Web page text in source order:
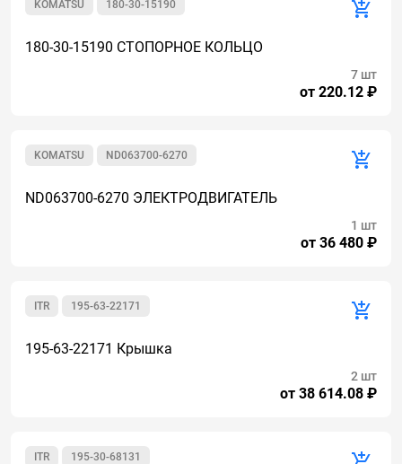
180-30-15190
KOMATSU
180-30-15190 СТОПОРНОЕ КОЛЬЦО
от 220.12 ₽
7 шт
ND063700-6270
KOMATSU
ND063700-6270 ЭЛЕКТРОДВИГАТЕЛЬ
от 36 480 ₽
1 шт
195-63-22171
ITR
195-63-22171 Крышка
от 38 614.08 ₽
2 шт
195-30-68131
ITR